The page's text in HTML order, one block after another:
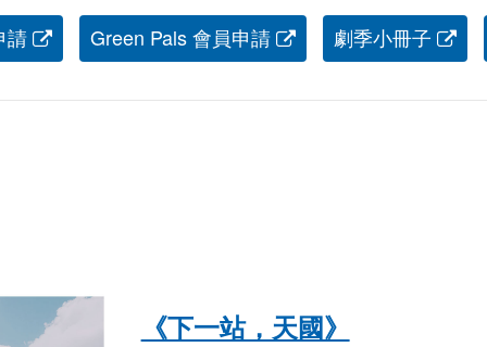
請 Green Pals 會員申請 劇季小冊子
《下一站，天國》